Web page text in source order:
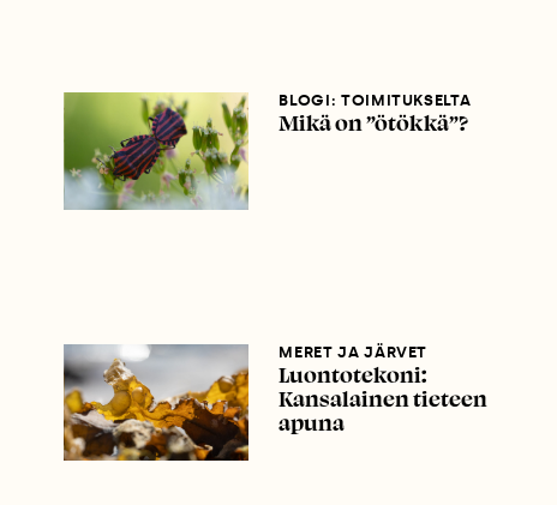
BLOGI: TOIMITUKSELTA
Mikä on ”ötökkä”?
MERET JA JÄRVET
Luontotekoni:
Kansalainen tieteen
apuna